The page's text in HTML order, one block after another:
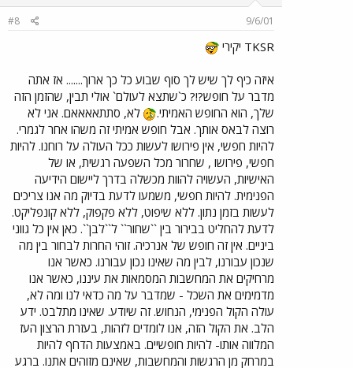
9/6/01
#8
TKSR יקירי
איזה כיף לך שיש לך סוף שבוע כל כך ארוך....... אז אתה
מדבר על חופש?!? כ`שתצא לעולם` אולי תבין, שהזמן הזה
שלך, הוא החופש האמיתי.
לא, סתתאאאאם. אני לא
רוצה לבאס אותך. אבל חופש אמיתי זה משהו אחר לגמרי.
להיות חפשי, אין פירושו לעשות ככל העולה על רוחנו. להיות
חפשי, פירושו , שחרור מכל השפעה רגשית, או של
האישיות, העשויה להוות מכשלה בדרך ליישום הידיעה
הפנימית. להיות חפשי, משמעו לדעת בדיוק מה אנו צריכים
לעשות בזמן נתון. ללא שיפוט, ללא פקפוק, ללא קונפליקט.
לדעת להחליט בבירור בין ``שחור`` ל``לבן``. כאן אין כל גווני
ביניים. אין זה חופש של אנרכיה. זוהי החרות לבחור בין מה
שנכון עבורנו, לבין מה שאינו נכון עבורנו. כאשר אנו
מרחיקים את המחשבות המסמאות את עיננו, כאשר אנו
מדמימים את השכל - שמדבר על מה כדאי לנו ומה לא,
עולה הקול הפנימי, הנחוש. זה שיודע. שאינו מתלבט. ידע
הלב. את הקול הזה, אנו לומדים לזהות, בעזרת הרצון העז
המלווה אותו- להיות חופשיים. באמצעות הדחף להיות
במרחק מן הרגשות והמחשבות, שאינם מזוהים אתנו. ברגע